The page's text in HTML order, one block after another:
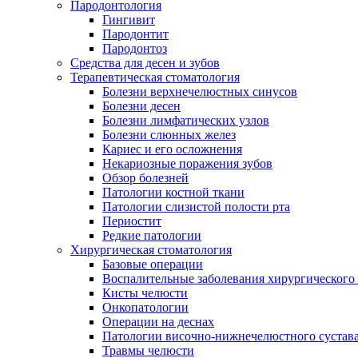
Пародонтология
Гингивит
Пародонтит
Пародонтоз
Средства для десен и зубов
Терапевтическая стоматология
Болезни верхнечелюстных синусов
Болезни десен
Болезни лимфатических узлов
Болезни слюнных желез
Кариес и его осложнения
Некариозные поражения зубов
Обзор болезней
Патологии костной ткани
Патологии слизистой полости рта
Периостит
Редкие патологии
Хирургическая стоматология
Базовые операции
Воспалительные заболевания
Кисты челюсти
Онкопатологии
Операции на деснах
Патологии височно-нижнечелюстного сустава
Травмы челюсти